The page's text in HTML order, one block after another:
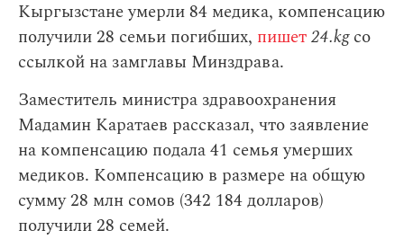
Кыргызстане умерли 84 медика, компенсацию
получили 28 семьи погибших, пишет24.kgсо
ссылкой на замглавы Минздрава.
Заместитель министра здравоохранения
Мадамин Каратаев рассказал, что заявление
на компенсацию подала 41 семья умерших
медиков. Компенсацию в размере на общую
сумму 28 млн сомов (342 184 долларов)
получили 28 семей.